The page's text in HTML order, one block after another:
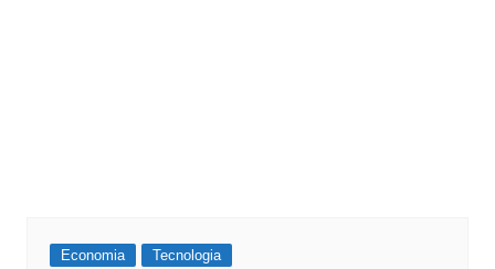
Economia Tecnologia